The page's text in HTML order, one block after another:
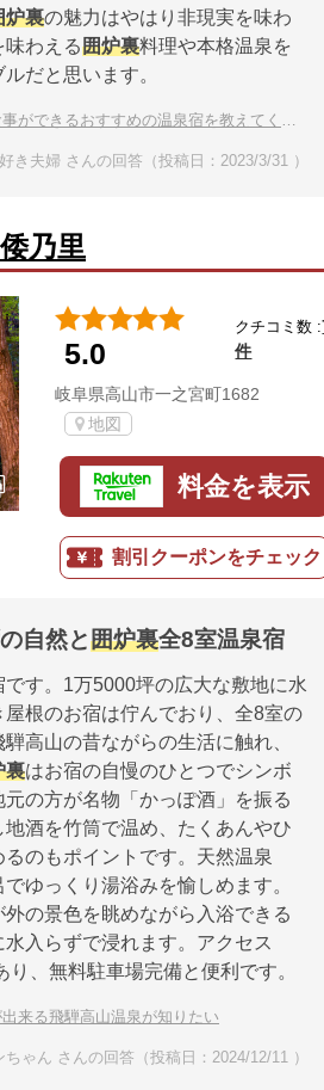
炉裏の魅力はやはり非現実を味わ
わえる囲炉裏料理や本格温泉を
だと思います。
ができるおすすめの温泉宿を教えてください。
き夫婦 さんの回答（投稿日：2023/3/31 ）
乃里
5.0
クチコミ数 :
件
岐阜県高山市一之宮町1682
地図
料金を表示
割引クーポンをチェック
自然と囲炉裏全8室温泉宿
です。1万5000坪の広大な敷地に水
根のお宿は佇んでおり、全8室の
高山の昔ながらの生活に触れ、
裏はお宿の自慢のひとつでシンボ
の方が名物「かっぽ酒」を振る
酒を竹筒で温め、たくあんやひ
のもポイントです。天然温泉
ゆっくり湯浴みを愉しめます。
の景色を眺めながら入浴できる
入らずで浸れます。アクセス
、無料駐車場完備と便利です。
来る飛騨高山温泉が知りたい
ちゃん さんの回答（投稿日：2024/12/11 ）